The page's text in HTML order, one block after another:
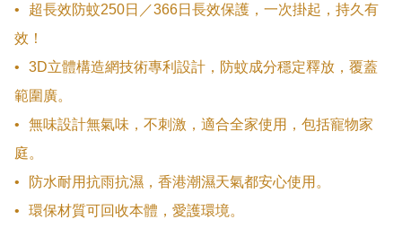
•	超長效防蚊250日／366日長效保護，一次掛起，持久有
效！
•	3D立體構造網技術專利設計，防蚊成分穩定釋放，覆蓋
範圍廣。
•	無味設計無氣味，不刺激，適合全家使用，包括寵物家
庭。
•	防水耐用抗雨抗濕，香港潮濕天氣都安心使用。
•	環保材質可回收本體，愛護環境。